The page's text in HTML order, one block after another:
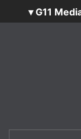
▾ G11